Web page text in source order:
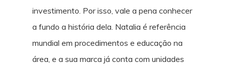
investimento. Por isso, vale a pena conhecer
a fundo a história dela. Natalia é referência
mundial em procedimentos e educação na
área, e a sua marca já conta com unidades